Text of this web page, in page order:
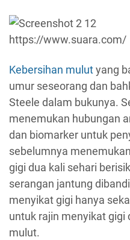
https://www.suara.com/
Kebersihan mulutyang
umur seseorang dan
Steele dalam bukunya.
menemukan hubungan
dan biomarker untuk
sebelumnya
gigi dua kali sehari
serangan jantung
menyikat gigi hanya
untuk rajin menyikat gigi
mulut.